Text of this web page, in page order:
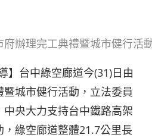
辦理完工典禮暨城市健行活
】台中綠空廊道今(31)日由
城市健行活動，立法委員
央大力支持台中鐵路高架
綠空廊道整體21.7公里長